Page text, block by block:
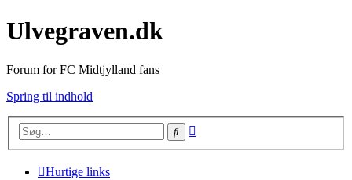
Ulvegraven.dk
Forum for FC Midtjylland fans
Spring til indhold
Søg
Hurtige links